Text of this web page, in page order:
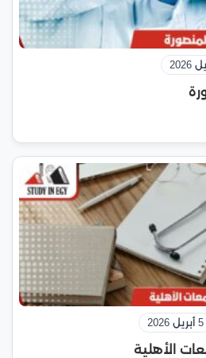
5 أبريل 2026
الأهلية